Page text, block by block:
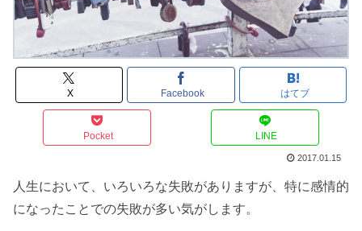
X Facebook はてブ
Pocket LINE
2017.01.15
人生において、いろいろな失敗がありますが、特に感情的
になったことでの失敗が多い気がします。